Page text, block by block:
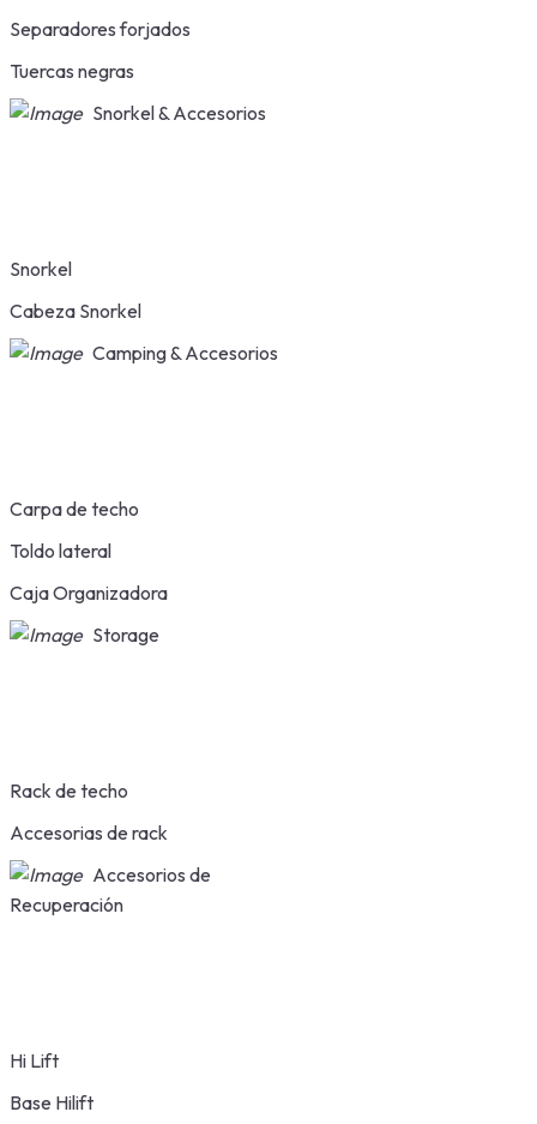
Separadores forjados
Tuercas negras
Snorkel & Accesorios
Snorkel
Cabeza Snorkel
Camping & Accesorios
Carpa de techo
Toldo lateral
Caja Organizadora
Storage
Rack de techo
Accesorias de rack
Accesorios de
Recuperación
Hi Lift
Base Hilift